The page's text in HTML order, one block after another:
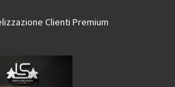
Clienti Premium